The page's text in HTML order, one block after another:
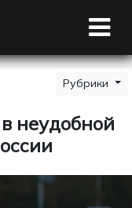
Рубрики
неудобной